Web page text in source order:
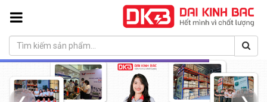
❮ ❯